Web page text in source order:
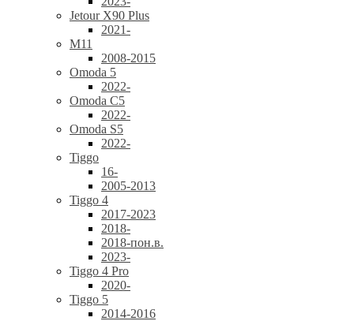
Jetour X90 Plus
2021-
M11
2008-2015
Omoda 5
2022-
Omoda C5
2022-
Omoda S5
2022-
Tiggo
16-
2005-2013
Tiggo 4
2017-2023
2018-
2018-пон.в.
2023-
Tiggo 4 Pro
2020-
Tiggo 5
2014-2016